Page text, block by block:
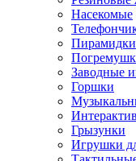
Насекомые
Пирамидки
Заводные
Горшки
Грызунки
Игрушки